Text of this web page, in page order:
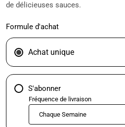
de délicieuses sauces.
Formule d'achat
Achat unique
S'abonner
Fréquence de livraison